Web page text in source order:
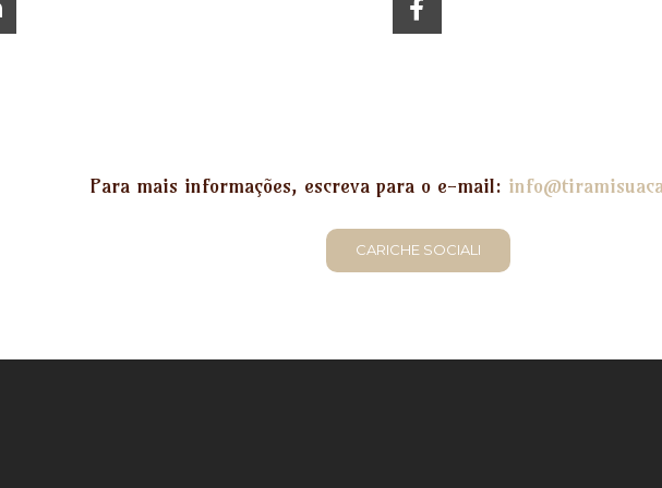
Para mais informações, escreva para o e-mail:
CARICHE SOCIALI